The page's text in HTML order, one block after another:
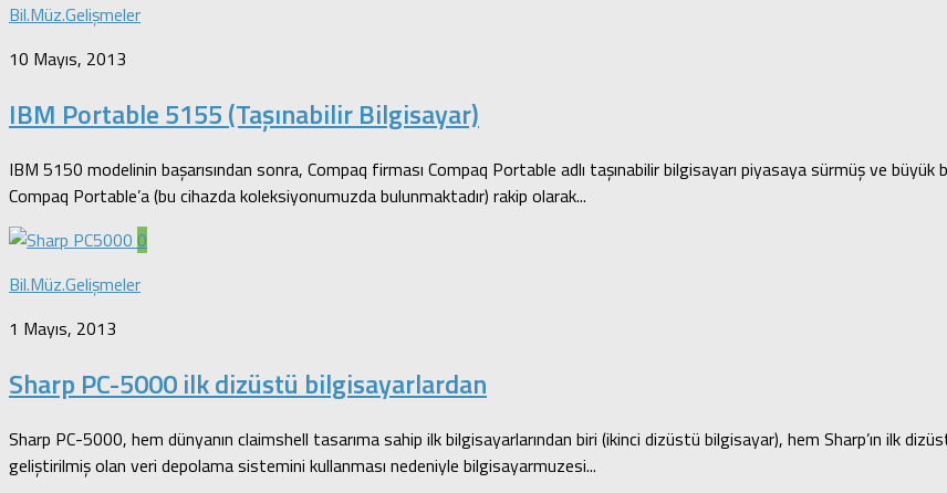
Bil.Müz.Gelişmeler
10 Mayıs, 2013
IBM Portable 5155 (Taşınabilir Bilgisayar)
IBM 5150 modelinin başarısından sonra, Compaq firması Compaq Portable adlı taşınabilir bilgisayarı piyasaya sürmüş ve büyük
Compaq Portable’a (bu cihazda koleksiyonumuzda bulunmaktadır) rakip olarak...
0
Bil.Müz.Gelişmeler
1 Mayıs, 2013
Sharp PC-5000 ilk dizüstü bilgisayarlardan
Sharp PC-5000, hem dünyanın claimshell tasarıma sahip ilk bilgisayarlarından biri (ikinci dizüstü bilgisayar), hem Sharp’ın ilk
geliştirilmiş olan veri depolama sistemini kullanması nedeniyle bilgisayarmuzesi...